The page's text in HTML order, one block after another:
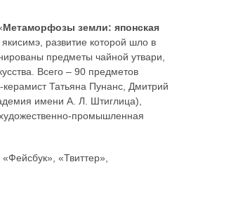
Метаморфозы земли: японская
развитие которой шло в
предметы чайной утвари,
Всего – 90 предметов
керамист Татьяна Пунанс, Дмитрий
имени А. Л. Штиглица),
промышленная
«Твиттер»,